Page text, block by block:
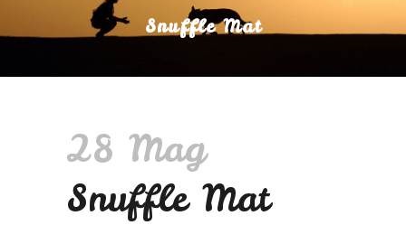
Snuffle Mat
28 Mag
Snuffle Mat